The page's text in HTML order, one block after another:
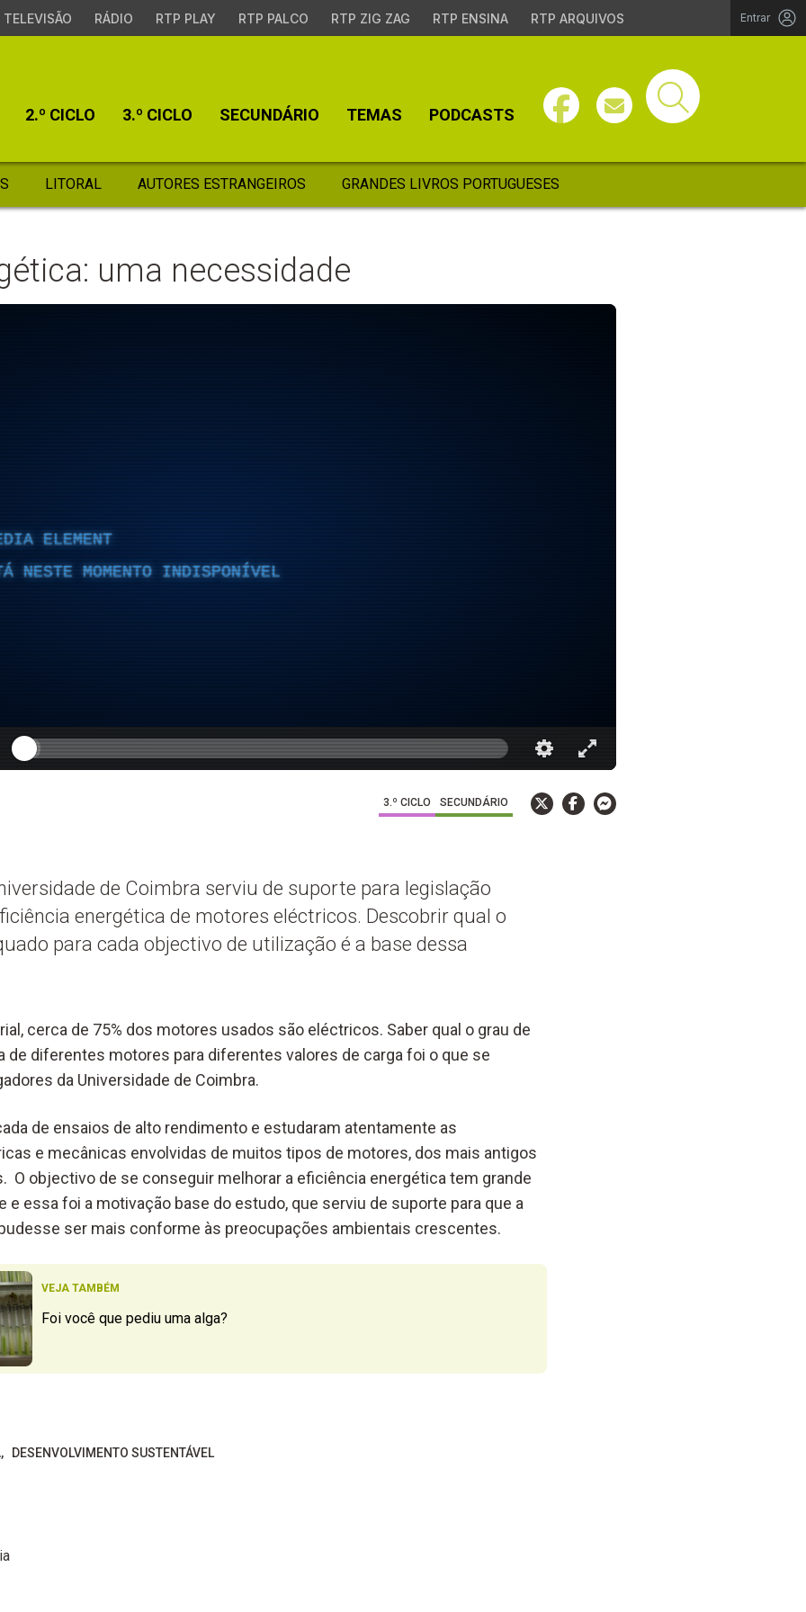
TELEVISÃO RÁDIO RTP PLAY RTP PALCO RTP ZIG ZAG RTP ENSINA RTP ARQUIVOS Entrar
2.º CICLO 3.º CICLO SECUNDÁRIO TEMAS PODCASTS
LITORAL AUTORES ESTRANGEIROS GRANDES LIVROS PORTUGUESES
uma necessidade
ELEMENT
NESTE MOMENTO INDISPONÍVEL
3.º CICLO SECUNDÁRIO
de Coimbra serviu de suporte para legislação
energética de motores eléctricos. Descobrir qual o
para cada objectivo de utilização é a base dessa
cerca de 75% dos motores usados são eléctricos. Saber qual o grau de
de diferentes motores para diferentes valores de carga foi o que se
da Universidade de Coimbra.
de ensaios de alto rendimento e estudaram atentamente as
e mecânicas envolvidas de muitos tipos de motores, dos mais antigos
O objectivo de se conseguir melhorar a eficiência energética tem grande
e essa foi a motivação base do estudo, que serviu de suporte para que a
ser mais conforme às preocupações ambientais crescentes.
VEJA TAMBÉM
Foi você que pediu uma alga?
DESENVOLVIMENTO SUSTENTÁVEL